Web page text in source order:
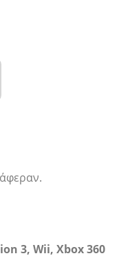
3, Wii, Xbox 360